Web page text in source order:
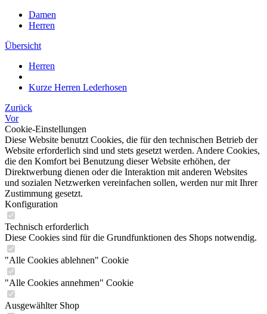
Damen
Herren
Übersicht
Herren
Kurze Herren Lederhosen
Zurück
Vor
Cookie-Einstellungen
Diese Website benutzt Cookies, die für den technischen Betrieb der
Website erforderlich sind und stets gesetzt werden. Andere Cookies,
die den Komfort bei Benutzung dieser Website erhöhen, der
Direktwerbung dienen oder die Interaktion mit anderen Websites
und sozialen Netzwerken vereinfachen sollen, werden nur mit Ihrer
Zustimmung gesetzt.
Konfiguration
Technisch erforderlich
Diese Cookies sind für die Grundfunktionen des Shops notwendig.
"Alle Cookies ablehnen" Cookie
"Alle Cookies annehmen" Cookie
Ausgewählter Shop